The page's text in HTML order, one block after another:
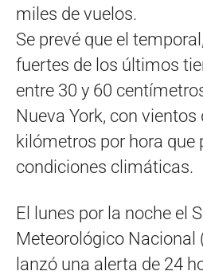
miles de vuelos.
Se prevé que el
fuertes de los últimos
entre 30 y 60
Nueva York, con vientos
kilómetros por hora que
condiciones climáticas.
El lunes por la noche el
Meteorológico Nacional
lanzó una alerta de 24